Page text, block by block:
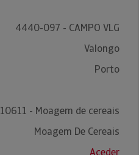
4440-097 - CAMPO VLG
Valongo
Porto
10611 - Moagem de cereais
Moagem De Cereais
Aceder